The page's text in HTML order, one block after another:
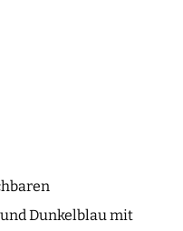
Dunkelblau mit